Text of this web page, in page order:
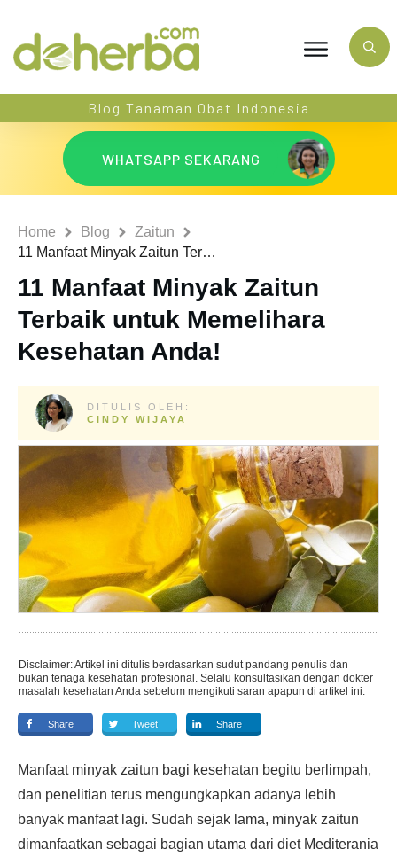
Blog Tanaman Obat Indonesia
WHATSAPP SEKARANG
Home Blog
Zaitun
11 Manfaat Minyak Zaitun Terbaik untuk Memelihara Kesehatan Anda!
11 Manfaat Minyak Zaitun
Terbaik untuk Memelihara
Kesehatan Anda!
DITULIS OLEH:
CINDY WIJAYA
Disclaimer: Artikel ini ditulis berdasarkan sudut pandang penulis dan
bukan tenaga kesehatan profesional. Selalu konsultasikan dengan dokter
masalah kesehatan Anda sebelum mengikuti saran apapun di artikel ini.
Share Tweet Share
Manfaat minyak zaitun bagi kesehatan begitu berlimpah,
dan penelitian terus mengungkapkan adanya lebih
banyak manfaat lagi. Sudah sejak lama, minyak zaitun
dimanfaatkan sebagai bagian utama dari diet Mediterania